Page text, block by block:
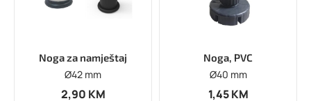
Noga za namještaj
Ø42 mm
2,90 KM
Noga, PVC
Ø40 mm
1,45KM